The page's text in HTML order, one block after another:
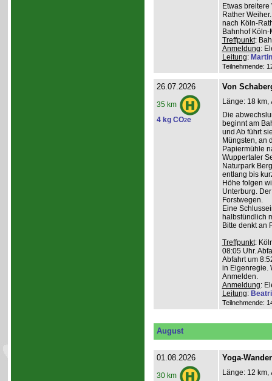
Etwas
Rather
nach Köln-
Bahnhof
Treffpunkt:
Anmeldung:
Leitung:
Teilnehmende:
26.07.2026
35 km
4 kg CO2e
Von
Länge: 18 km,
Die
beginnt am
und Ab führt
Müngsten, an
Papiermühle
Wuppertaler
Naturpark
entlang bis
Höhe folgen
Unterburg.
Forstwegen.
Eine
halbstündlich
Bitte denkt an
Treffpunkt:
08:05 Uhr.
Abfahrt um
in Eigenregie.
Anmelden.
Anmeldung:
Leitung:
Teilnehmende:
August
01.08.2026
30 km
Yoga-
Länge: 12 km,